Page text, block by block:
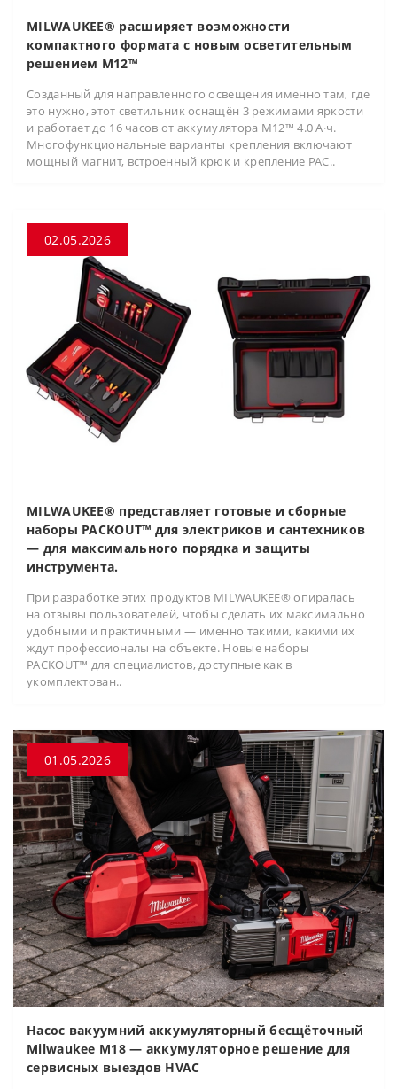
MILWAUKEE® расширяет возможности
компактного формата с новым осветительным
решением M12™
Созданный для направленного освещения именно там, где
это нужно, этот светильник оснащён 3 режимами яркости
и работает до 16 часов от аккумулятора M12™ 4.0 А·ч.
Многофункциональные варианты крепления включают
мощный магнит, встроенный крюк и крепление PAC..
02.05.2026
MILWAUKEE® представляет готовые и сборные
наборы PACKOUT™ для электриков и сантехников
— для максимального порядка и защиты
инструмента.
При разработке этих продуктов MILWAUKEE® опиралась
на отзывы пользователей, чтобы сделать их максимально
удобными и практичными — именно такими, какими их
ждут профессионалы на объекте. Новые наборы
PACKOUT™ для специалистов, доступные как в
укомплектован..
01.05.2026
Насос вакуумний аккумуляторный бесщёточный
Milwaukee M18 — аккумуляторное решение для
сервисных выездов HVAC